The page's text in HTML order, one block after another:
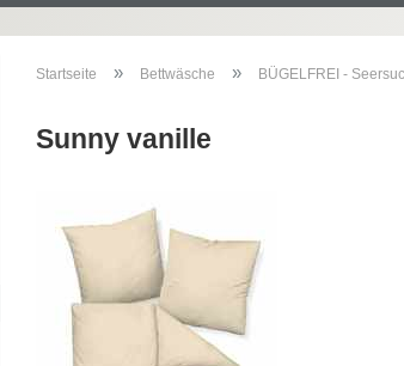
Startseite » Bettwäsche » BÜGELFREI -
Sunny vanille